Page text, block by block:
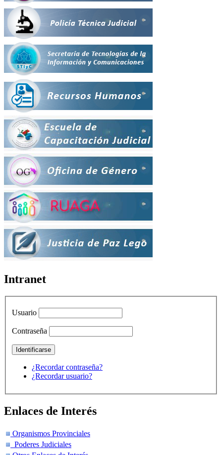
Intranet
Usuario
Contraseña
¿Recordar contraseña?
¿Recordar usuario?
Enlaces de Interés
Organismos Provinciales
Poderes Judiciales